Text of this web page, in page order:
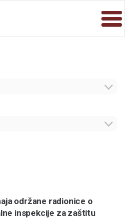
održane radionice o
inspekcije za zaštitu